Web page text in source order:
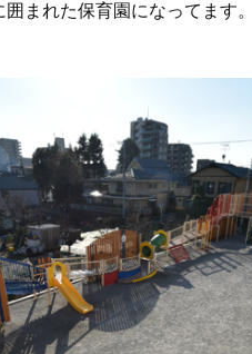
まれた保育園になってます